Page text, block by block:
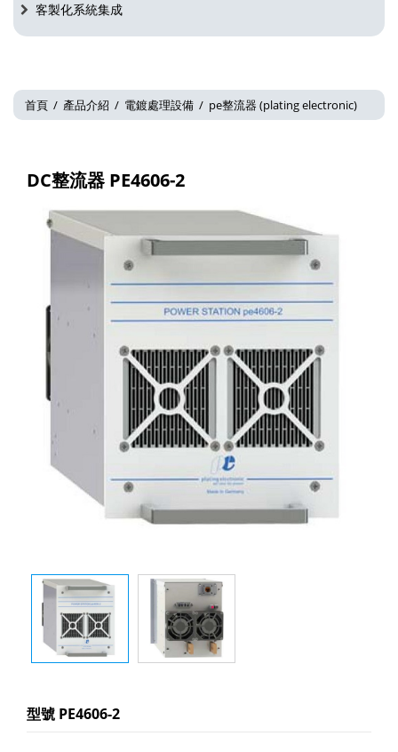
客製化系統集成
首頁 / 產品介紹 / 電鍍處理設備 / pe整流器 (plating electronic)
DC整流器 PE4606-2
型號 PE4606-2